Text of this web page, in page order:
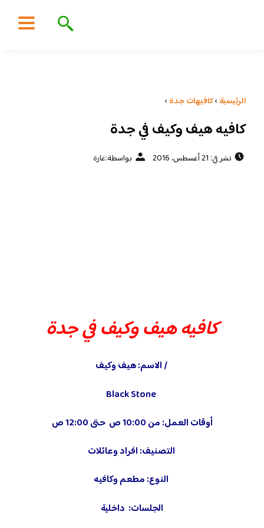
الرئيسية ›كافيهات جدة ›
كافيه هيف وكيف في جدة
نشر في: 21 أغسطس، 2016 بواسطة:غارة
كافيه هيف وكيف في جدة
/ الاسم: هيف وكيف
Black Stone
أوقات العمل: من 10:00 ص حتى 12:00 ص
التصنيف: افراد وعائلات
النوع: مطعم وكافيه
الجلسات: داخلية